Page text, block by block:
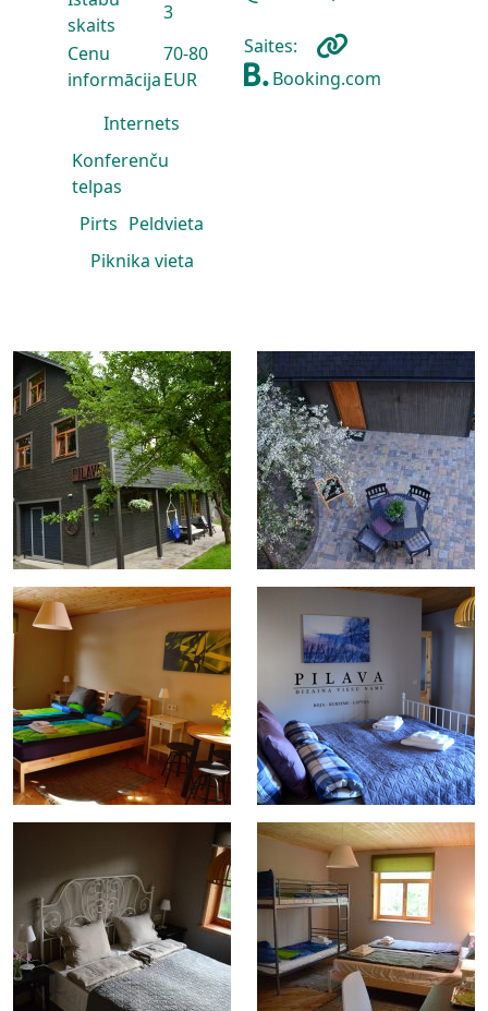
skaits
3
Cenu
informācija
70-80
EUR
Internets
Konferenču
telpas
Pirts Peldvieta
Piknika vieta
Saites:
Booking.com